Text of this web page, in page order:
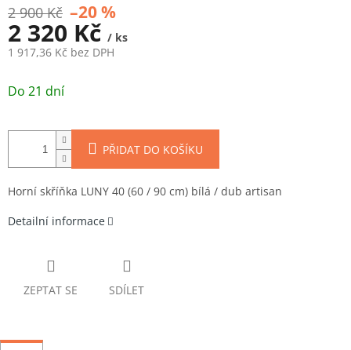
2 900 Kč –20 %
2 320 Kč / ks
1 917,36 Kč bez DPH
cena:
Do 21 dní
PŘIDAT DO KOŠÍKU
Horní skříňka LUNY 40 (60 / 90 cm) bílá / dub artisan
Detailní informace
ZEPTAT SE SDÍLET